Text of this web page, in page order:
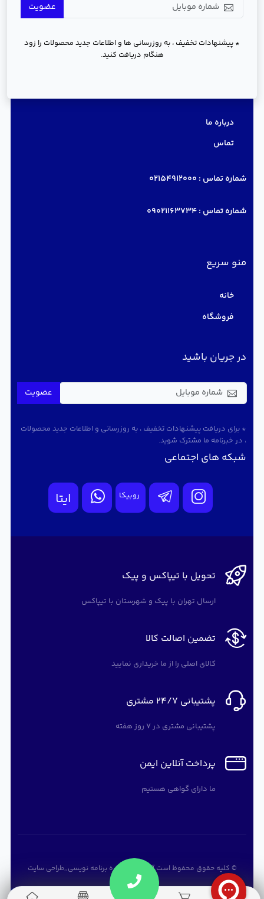
عضویت
* پیشنهادات تخفیف ، به روزرسانی ها و اطلاعات جدید محصولات را زود
هنگام دریافت کنید.
درباره ما
تماس
شماره تماس : 02154912000
شماره تماس :09021163734
منو سریع
خانه
فروشگاه
در جریان باشید
عضویت
* برای دریافت پیشنهادات تخفیف ، به روزرسانی و اطلاعات جدید محصولات
، در خبرنامه ما مشترک شوید.
شبکه های اجتماعی
روبیکا ایتا
تحویل با تیپاکس و پیک
ارسال تهران با پیک و شهرستان با تیپاکس
تضمین اصالت کالا
کالای اصلی را از ما خریداری نمایید
پشتیبانی 24/7 مشتری
پشتیبانی مشتری در 7 روز هفته
پرداخت آنلاین ایمن
ما دارای گواهی هستیم
© کلیه حقوق محفوظ استآرته سافت دوره برنامه نویسی,,طراحی سایت
0